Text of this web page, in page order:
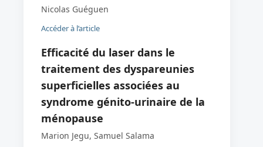
Nicolas Guéguen
Accéder à l’article
Efficacité du laser dans le
traitement des dyspareunies
superficielles associées au
syndrome génito-urinaire de la
ménopause
Marion Jegu, Samuel Salama